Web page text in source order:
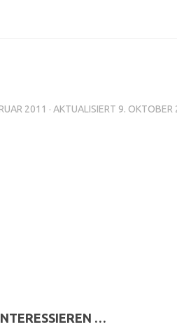
2011 · AKTUALISIERT 9. OKTOBER
…